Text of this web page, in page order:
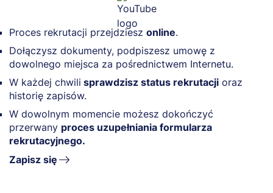
Proces rekrutacji przejdziesz online.
Dołączysz dokumenty, podpiszesz umowę z
dowolnego miejsca za pośrednictwem Internetu.
W każdej chwili sprawdzisz status rekrutacji oraz
historię zapisów.
W dowolnym momencie możesz dokończyć
przerwany proces uzupełniania formularza
rekrutacyjnego.
Zapisz się